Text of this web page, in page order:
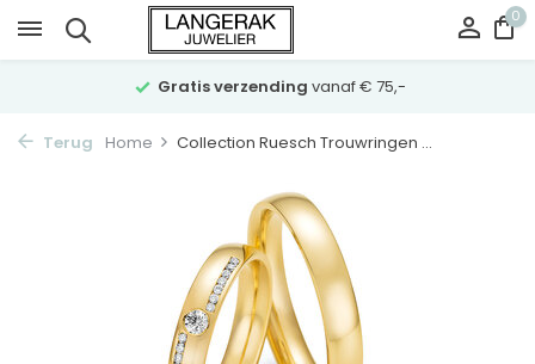
0
Gratis verzending vanaf € 75,-
Terug Home Collection Ruesch Trouwringen ...